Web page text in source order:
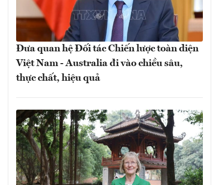
Đưa quan hệ Đối tác Chiến lược toàn diện
Việt Nam - Australia đi vào chiều sâu,
thực chất, hiệu quả